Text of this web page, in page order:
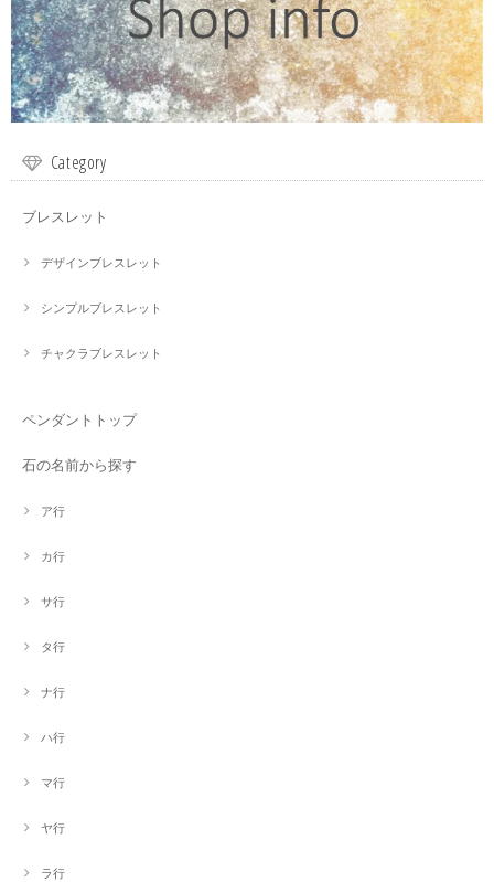
Category
ブレスレット
デザインブレスレット
シンプルブレスレット
チャクラブレスレット
ペンダントトップ
石の名前から探す
ア行
カ行
サ行
タ行
ナ行
ハ行
マ行
ヤ行
ラ行